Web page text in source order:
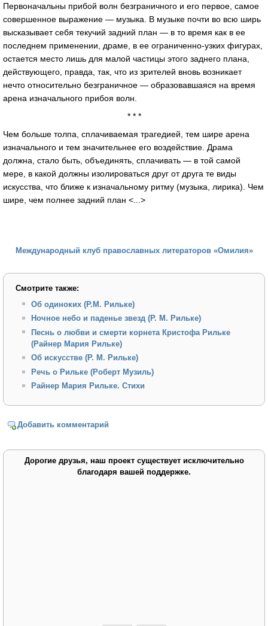
Первоначальны прибой волн безграничного и его первое, самое
совершенное выражение — музыка. В музыке почти во всю ширь
высказывает себя текучий задний план — в то время как в ее
последнем применении, драме, в ее ограниченно-узких фигурах,
остается место лишь для малой частицы этого заднего плана,
действующего, правда, так, что из зрителей вновь возникает
нечто относительно безграничное — образовавшаяся на время
арена изначального прибоя волн.
* * *
Чем больше толпа, сплачиваемая трагедией, тем шире арена
изначального и тем значительнее его воздействие. Драма
должна, стало быть, объединять, сплачивать — в той самой
мере, в какой должны изолироваться друг от друга те виды
искусства, что ближе к изначальному ритму (музыка, лирика). Чем
шире, чем полнее задний план <...>
Международный клуб православных литераторов «Омилия»
Смотрите также:
Об одиноких (Р.М. Рильке)
Ночное небо и паденье звезд (Р. М. Рильке)
Песнь о любви и смерти корнета Кристофа Рильке
(Райнер Мария Рильке)
Об искусстве (Р. М. Рильке)
Речь о Рильке (Роберт Музиль)
Райнер Мария Рильке. Стихи
Добавить комментарий
Дорогие друзья, наш проект существует исключительно
благодаря вашей поддержке.